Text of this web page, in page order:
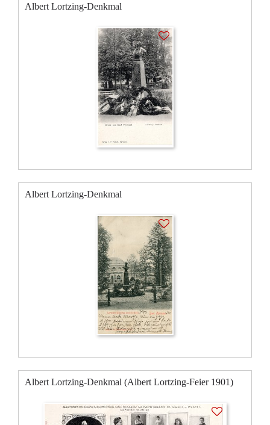
Albert Lortzing-Denkmal
Albert Lortzing-Denkmal
Albert Lortzing-Denkmal (Albert Lortzing-Feier 1901)